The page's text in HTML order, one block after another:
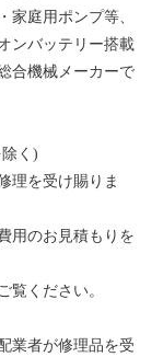
家庭用ポンプ等、
ンバッテリー搭載
合機械メーカーで
く)
理を受け賜りま
用のお見積もりを
覧ください。
業者が修理品を受